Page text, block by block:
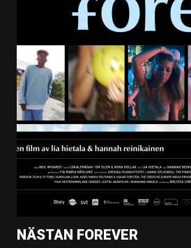
NÄSTAN FOREVER